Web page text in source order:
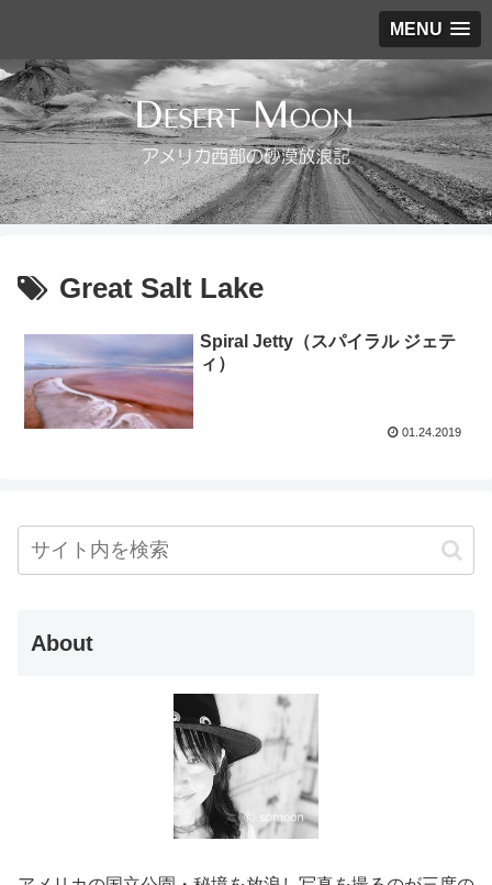
MENU
Great Salt Lake
Spiral Jetty（スパイラル ジェテ
ィ）
01.24.2019
About